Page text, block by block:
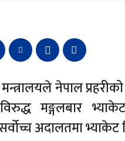
नेपाल
मङ्गलबार
अदालतमा भ्याकेट